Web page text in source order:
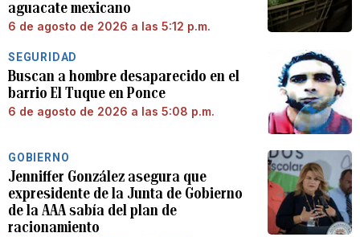
aguacate mexicano
6 de agosto de 2026 a las 5:12 p.m.
SEGURIDAD
Buscan a hombre desaparecido en el
barrio El Tuque en Ponce
6 de agosto de 2026 a las 5:08 p.m.
GOBIERNO
Jenniffer González asegura que
expresidente de la Junta de Gobierno
de la AAA sabía del plan de
racionamiento